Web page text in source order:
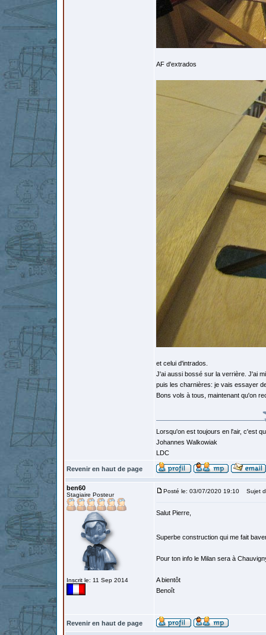
AF d'extrados
et celui d'intrados.
J'ai aussi bossé sur la verrière. J'ai
puis les charnières: je vais essayer
Bons vols à tous, maintenant qu'on
Lorsqu'on est toujours en l'air, c'est
Johannes Walkowiak
LDC
Revenir en haut de page
ben60
Stagiaire Posteur
Inscrit le: 11 Sep 2014
Posté le: 03/07/2020 19:10 Sujet
Salut Pierre,
Superbe construction qui me fait
Pour ton info le Milan sera à
A bientôt
Benoît
Revenir en haut de page